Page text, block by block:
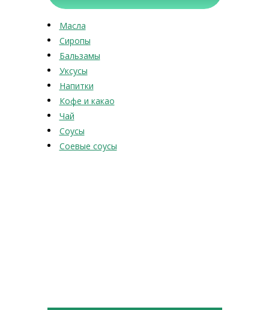
Масла
Сиропы
Бальзамы
Уксусы
Напитки
Кофе и какао
Чай
Соусы
Соевые соусы